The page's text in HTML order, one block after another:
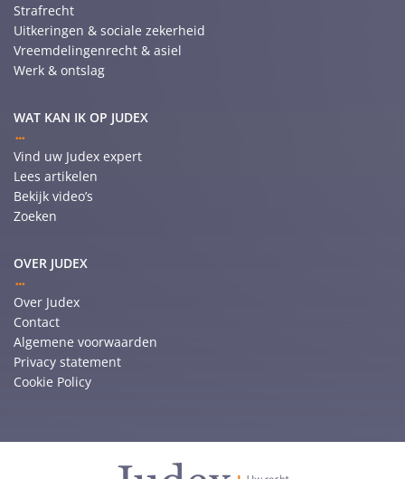
Strafrecht
Uitkeringen & sociale zekerheid
Vreemdelingenrecht & asiel
Werk & ontslag
WAT KAN IK OP JUDEX
Vind uw Judex expert
Lees artikelen
Bekijk video’s
Zoeken
OVER JUDEX
Over Judex
Contact
Algemene voorwaarden
Privacy statement
Cookie Policy